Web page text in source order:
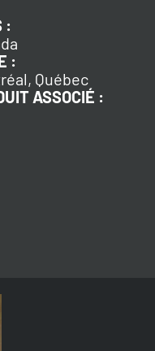
:
:
Québec
ASSOCIÉ :